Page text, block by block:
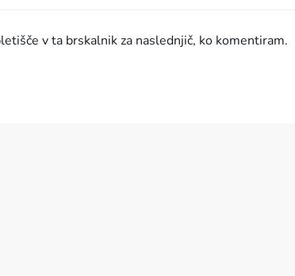
v ta brskalnik za naslednjič, ko komentiram.